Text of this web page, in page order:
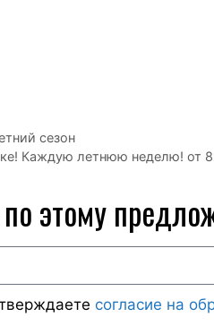
сезон
Каждую летнюю неделю! от
этому
согласие на